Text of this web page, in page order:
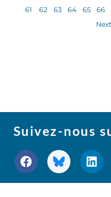
61
62 63 64 65 66
Next
Suivez-nous